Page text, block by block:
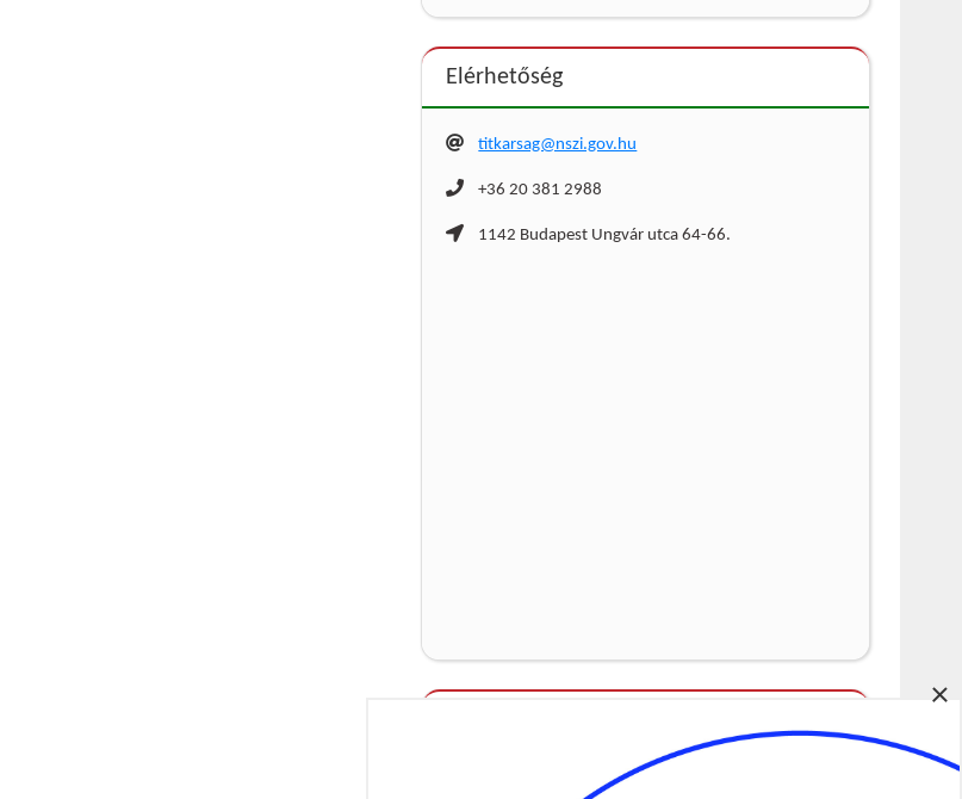
×
Elérhetőség
titkarsag@nszi.gov.hu
+36 20 381 2988
1142 Budapest Ungvár utca 64-66.